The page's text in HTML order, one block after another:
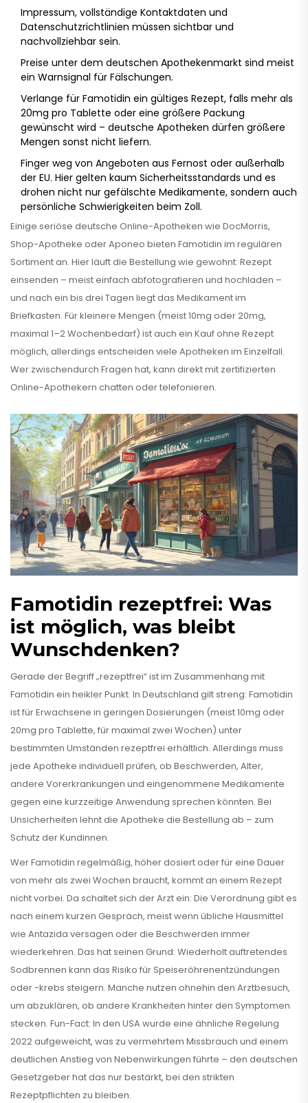
Impressum, vollständige Kontaktdaten und
Datenschutzrichtlinien müssen sichtbar und
nachvollziehbar sein.
Preise unter dem deutschen Apothekenmarkt sind meist
ein Warnsignal für Fälschungen.
Verlange für Famotidin ein gültiges Rezept, falls mehr als
20mg pro Tablette oder eine größere Packung
gewünscht wird – deutsche Apotheken dürfen größere
Mengen sonst nicht liefern.
Finger weg von Angeboten aus Fernost oder außerhalb
der EU. Hier gelten kaum Sicherheitsstandards und es
drohen nicht nur gefälschte Medikamente, sondern auch
persönliche Schwierigkeiten beim Zoll.
Einige seriöse deutsche Online-Apotheken wie DocMorris,
Shop-Apotheke oder Aponeo bieten Famotidin im regulären
Sortiment an. Hier läuft die Bestellung wie gewohnt: Rezept
einsenden – meist einfach abfotografieren und hochladen –
und nach ein bis drei Tagen liegt das Medikament im
Briefkasten. Für kleinere Mengen (meist 10mg oder 20mg,
maximal 1–2 Wochenbedarf) ist auch ein Kauf ohne Rezept
möglich, allerdings entscheiden viele Apotheken im Einzelfall.
Wer zwischendurch Fragen hat, kann direkt mit zertifizierten
Online-Apothekern chatten oder telefonieren.
Famotidin rezeptfrei: Was
ist möglich, was bleibt
Wunschdenken?
Gerade der Begriff „rezeptfrei“ ist im Zusammenhang mit
Famotidin ein heikler Punkt. In Deutschland gilt streng: Famotidin
ist für Erwachsene in geringen Dosierungen (meist 10mg oder
20mg pro Tablette, für maximal zwei Wochen) unter
bestimmten Umständen rezeptfrei erhältlich. Allerdings muss
jede Apotheke individuell prüfen, ob Beschwerden, Alter,
andere Vorerkrankungen und eingenommene Medikamente
gegen eine kurzzeitige Anwendung sprechen könnten. Bei
Unsicherheiten lehnt die Apotheke die Bestellung ab – zum
Schutz der Kundinnen.
Wer Famotidin regelmäßig, höher dosiert oder für eine Dauer
von mehr als zwei Wochen braucht, kommt an einem Rezept
nicht vorbei. Da schaltet sich der Arzt ein: Die Verordnung gibt es
nach einem kurzen Gespräch, meist wenn übliche Hausmittel
wie Antazida versagen oder die Beschwerden immer
wiederkehren. Das hat seinen Grund: Wiederholt auftretendes
Sodbrennen kann das Risiko für Speiseröhrenentzündungen
oder -krebs steigern. Manche nutzen ohnehin den Arztbesuch,
um abzuklären, ob andere Krankheiten hinter den Symptomen
stecken. Fun-Fact: In den USA wurde eine ähnliche Regelung
2022 aufgeweicht, was zu vermehrtem Missbrauch und einem
deutlichen Anstieg von Nebenwirkungen führte – den deutschen
Gesetzgeber hat das nur bestärkt, bei den strikten
Rezeptpflichten zu bleiben.